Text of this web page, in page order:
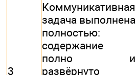
3
Коммуникативная
задача выполнена
полностью:
содержание
полно и
развёрнуто